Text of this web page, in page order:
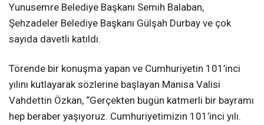
Yunusemre Belediye Başkanı Semih Balaban,
Şehzadeler Belediye Başkanı Gülşah Durbay ve çok
sayıda davetli katıldı.
Törende bir konuşma yapan ve Cumhuriyetin 101’inci
yılını kutlayarak sözlerine başlayan Manisa Valisi
Vahdettin Özkan, “Gerçekten bugün katmerli bir bayramı
hep beraber yaşıyoruz. Cumhuriyetimizin 101’inci yılı.